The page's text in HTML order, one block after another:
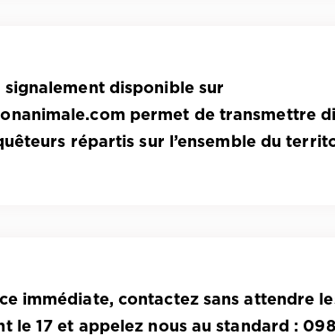
disponible sur
permet de transmettre
répartis sur l’ensemble du
immédiate, contactez sans attendre
le 17 et appelez nous au standard :